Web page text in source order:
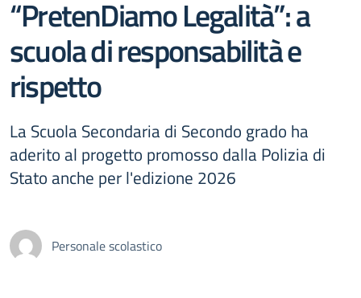
“PretenDiamo Legalità”: a
scuola di responsabilità e
rispetto
La Scuola Secondaria di Secondo grado ha
aderito al progetto promosso dalla Polizia di
Stato anche per l'edizione 2026
Personale scolastico